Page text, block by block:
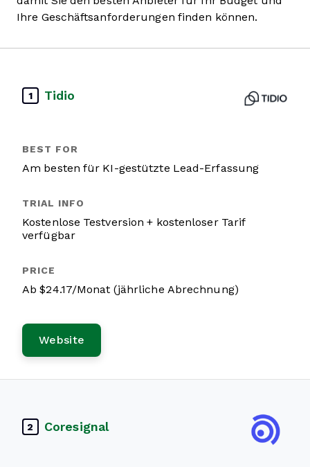
Ihre Geschäftsanforderungen finden können.
1 Tidio
Am besten für KI-gestützte Lead-Erfassung
Kostenlose Testversion + kostenloser Tarif
verfügbar
Ab $24.17/Monat (jährliche Abrechnung)
Website
2 Coresignal